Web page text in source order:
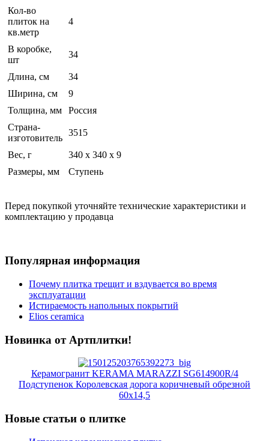
Кол-во
плиток на
кв.метр
4
В коробке,
шт
34
Длина, см
34
Ширина, см
9
Толщина, мм
Россия
Страна-
изготовитель
3515
Вес, г
340 х 340 х 9
Размеры, мм
Ступень
Перед покупкой уточняйте технические характеристики и
комплектацию у продавца
Популярная информация
Почему плитка трещит и вздувается во время
эксплуатации
Истираемость напольных покрытий
Elios ceramica
Новинка от Артплитки!
Керамогранит KERAMA MARAZZI SG614900R/4
Подступенок Королевская дорога коричневый обрезной
60х14,5
Новые статьи о плитке